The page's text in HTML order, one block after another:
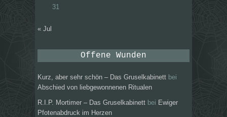
31
« Jul
Offene Wunden
Kurz, aber sehr schön – Das Gruselkabinett bei
Abschied von liebgewonnenen Ritualen
R.I.P. Mortimer – Das Gruselkabinett bei Ewiger
Pfotenabdruck im Herzen